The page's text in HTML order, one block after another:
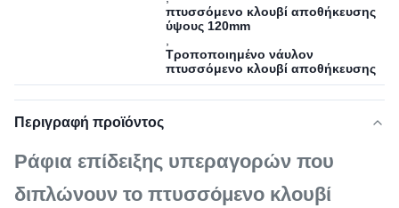
πτυσσόμενο κλουβί αποθήκευσης
ύψους 120mm
Τροποποιημένο νάυλον
πτυσσόμενο κλουβί αποθήκευσης
Περιγραφή προϊόντος
Ράφια επίδειξης υπεραγορών που
διπλώνουν το πτυσσόμενο κλουβί